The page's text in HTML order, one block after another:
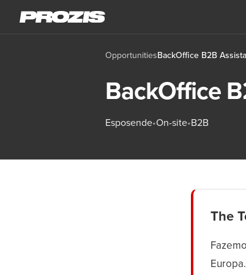
OpportunitiesBackOffice B2B
BackOffice
Esposende•On-site•B2B
The